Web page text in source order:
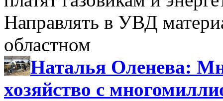
Направлять в УВД
областном
Наталья Оленева:
хозяйство с